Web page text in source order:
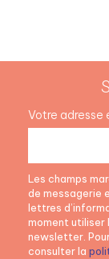
Votre
Les champs
de messagerie
lettres
moment utiliser
newsletter.
consulter la